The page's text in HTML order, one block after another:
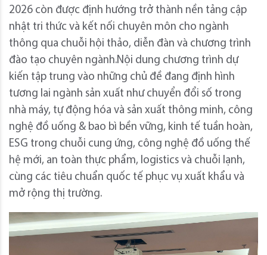
2026 còn được định hướng trở thành nền tảng cập
nhật tri thức và kết nối chuyên môn cho ngành
thông qua chuỗi hội thảo, diễn đàn và chương trình
đào tạo chuyên ngành.Nội dung chương trình dự
kiến tập trung vào những chủ đề đang định hình
tương lai ngành sản xuất như chuyển đổi số trong
nhà máy, tự động hóa và sản xuất thông minh, công
nghệ đồ uống & bao bì bền vững, kinh tế tuần hoàn,
ESG trong chuỗi cung ứng, công nghệ đồ uống thế
hệ mới, an toàn thực phẩm, logistics và chuỗi lạnh,
cùng các tiêu chuẩn quốc tế phục vụ xuất khẩu và
mở rộng thị trường.